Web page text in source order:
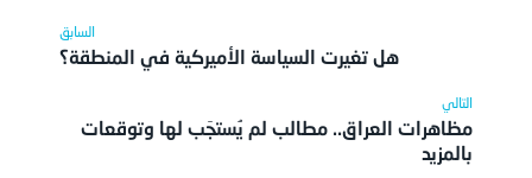
هل تغيرت السياسة الأميركية في المنطقة؟
مظاهرات العراق.. مطالب لم يُستجَب لها وتوقعات
بالمزيد